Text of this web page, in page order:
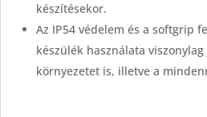
készítésekor.
Az IP54 védelem és a softgrip
készülék használata
környezetet is, illetve a